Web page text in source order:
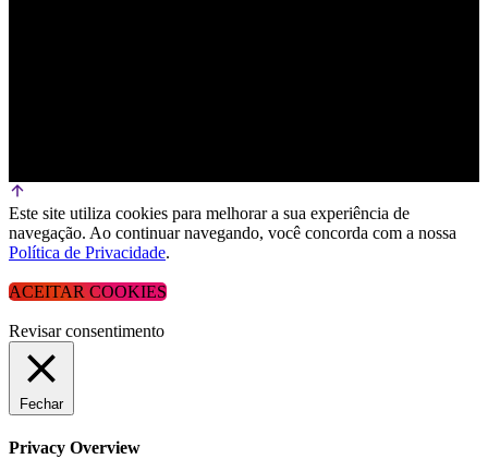
Este site utiliza cookies para melhorar a sua experiência de
navegação. Ao continuar navegando, você concorda com a nossa
Política de Privacidade.
ACEITAR COOKIES
Revisar consentimento
Fechar
Privacy Overview